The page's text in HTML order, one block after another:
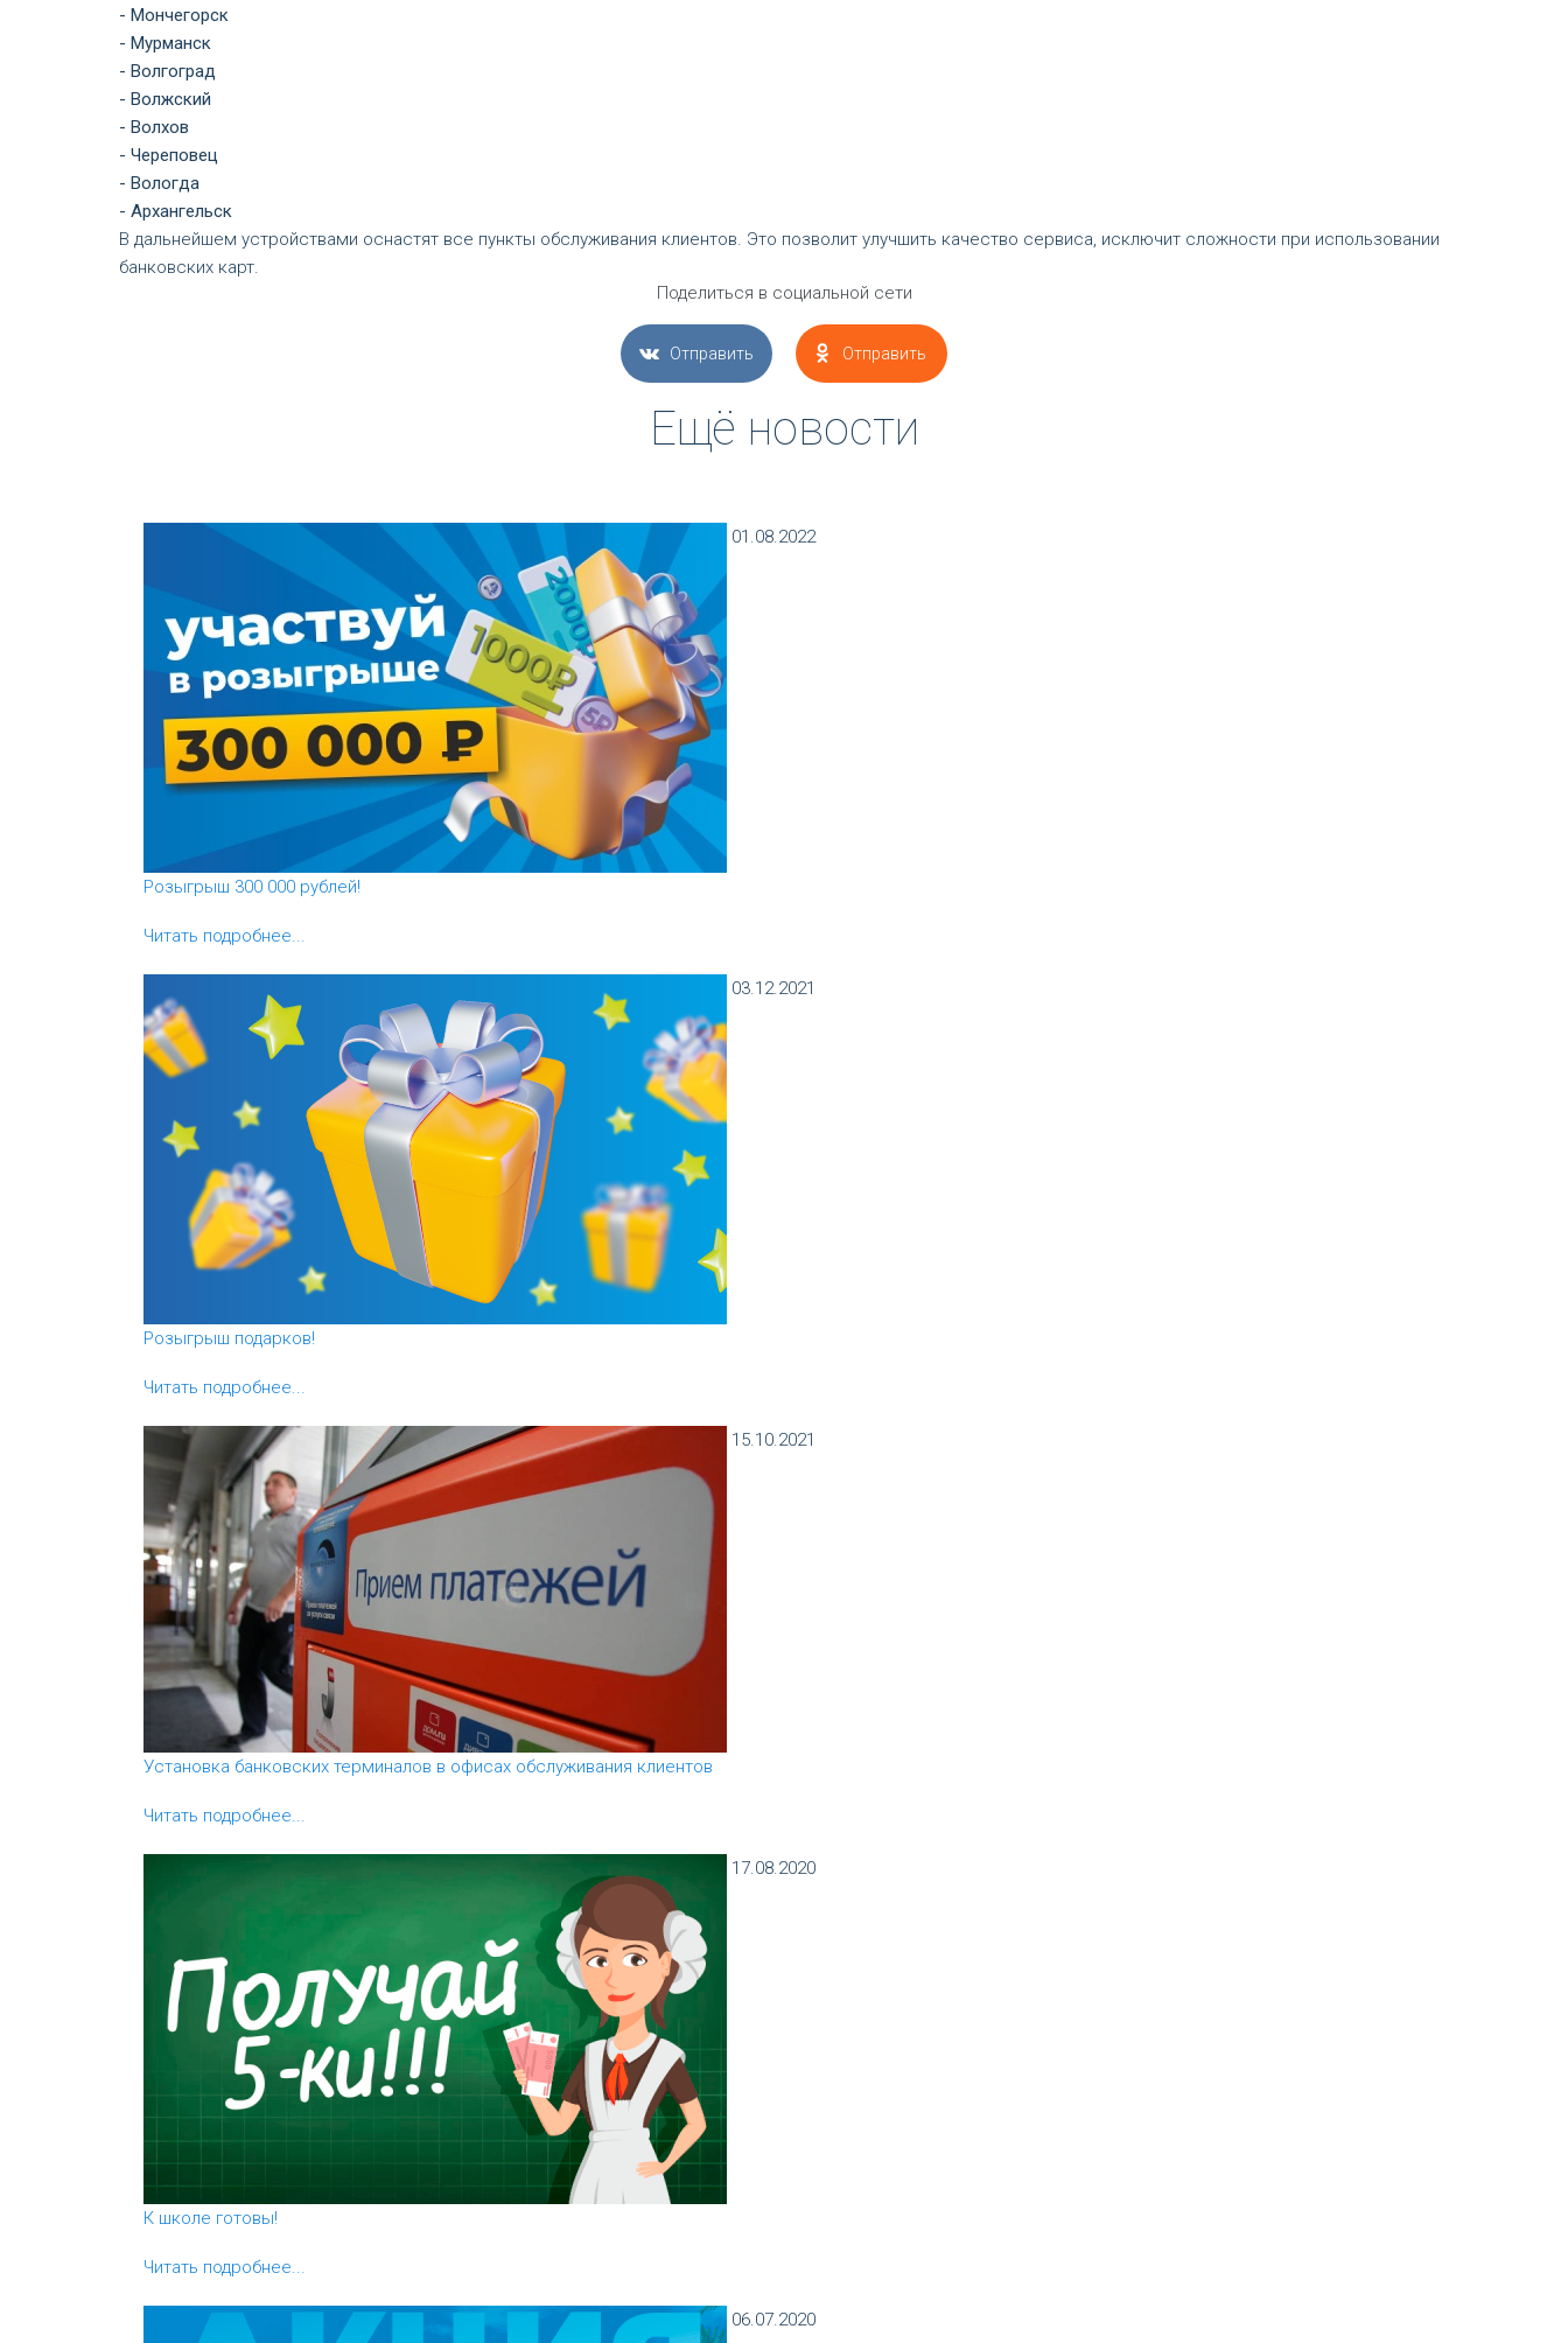
- Мончегорск
- Мурманск
- Волгоград
- Волжский
- Волхов
- Череповец
- Вологда
- Архангельск
В дальнейшем устройствами оснастят все пункты обслуживания клиентов. Это позволит улучшить качество сервиса, исключит сложности при использовании
банковских карт.
Поделиться в социальной сети
Отправить Отправить
Ещё новости
01.08.2022
Розыгрыш 300 000 рублей!
Читать подробнее...
03.12.2021
Розыгрыш подарков!
Читать подробнее...
15.10.2021
Установка банковских терминалов в офисах обслуживания клиентов
Читать подробнее...
17.08.2020
К школе готовы!
Читать подробнее...
06.07.2020